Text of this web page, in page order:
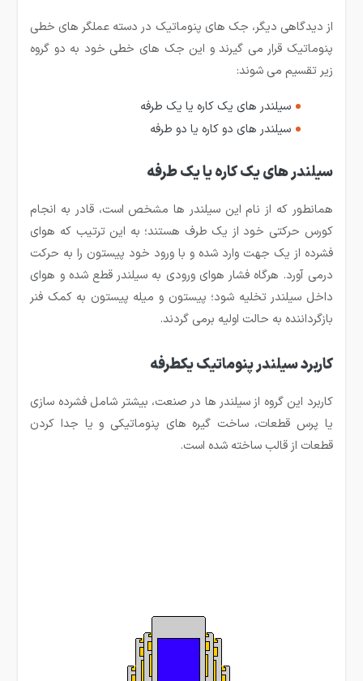
از دیدگاهی دیگر، جک های پنوماتیک در دسته عملگر های خطی
پنوماتیک قرار می گیرند و این جک های خطی خود به دو گروه
زیر تقسیم می شوند:
سیلندر های یک کاره یا یک طرفه
سیلندر های دو کاره یا دو طرفه
سیلندر های یک کاره یا یک طرفه
همانطور که از نام این سیلندر ها مشخص است، قادر به انجام
کورس حرکتی خود از یک طرف هستند؛ به این ترتیب که هوای
فشرده از یک جهت وارد شده و با ورود خود پیستون را به حرکت
درمی آورد. هرگاه فشار هوای ورودی به سیلندر قطع شده و هوای
داخل سیلندر تخلیه شود؛ پیستون و میله پیستون به کمک فنر
بازگرداننده به حالت اولیه برمی گردند.
کاربرد سیلندر پنوماتیک یکطرفه
کاربرد این گروه از سیلندر ها در صنعت، بیشتر شامل فشرده سازی
یا پرس قطعات، ساخت گیره های پنوماتیکی و یا جدا کردن
قطعات از قالب ساخته شده است.